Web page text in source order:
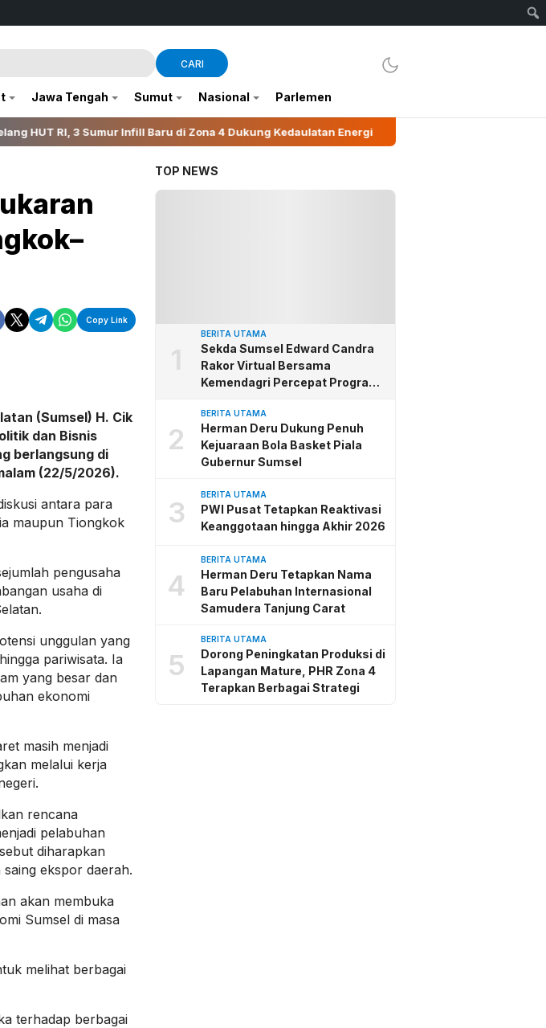
CARI
Jawa Tengah Sumut Nasional Parlemen
Infill Baru di Zona 4 Dukung Kedaulatan Energi Bupati Wonosobo Tegaskan
Copy Link
(Sumsel) H. Cik
dan Bisnis
berlangsung di
(22/5/2026).
antara para
maupun Tiongkok
pengusaha
usaha di
unggulan yang
pariwisata. Ia
yang besar dan
ekonomi
masih menjadi
melalui kerja
rencana
pelabuhan
diharapkan
ekspor daerah.
akan membuka
Sumsel di masa
melihat berbagai
terhadap berbagai
TOP NEWS
1
BERITA UTAMA
Sekda Sumsel Edward Candra
Rakor Virtual Bersama
Kemendagri Percepat Program
2
BERITA UTAMA
Herman Deru Dukung Penuh
Kejuaraan Bola Basket Piala
Gubernur Sumsel
3
BERITA UTAMA
PWI Pusat Tetapkan Reaktivasi
Keanggotaan hingga Akhir 2026
4
BERITA UTAMA
Herman Deru Tetapkan Nama
Baru Pelabuhan Internasional
Samudera Tanjung Carat
5
BERITA UTAMA
Dorong Peningkatan Produksi di
Lapangan Mature, PHR Zona 4
Terapkan Berbagai Strategi